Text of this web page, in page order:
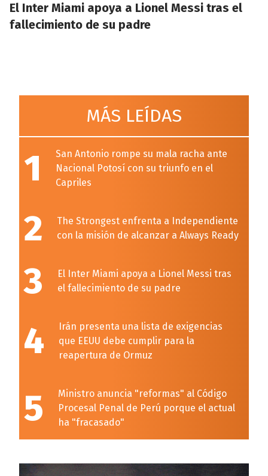
El Inter Miami apoya a Lionel Messi tras el
fallecimiento de su padre
MÁS LEÍDAS
1
San Antonio rompe su mala racha ante
Nacional Potosí con su triunfo en el
Capriles
2
The Strongest enfrenta a Independiente
con la misión de alcanzar a Always Ready
3
El Inter Miami apoya a Lionel Messi tras
el fallecimiento de su padre
4
Irán presenta una lista de exigencias
que EEUU debe cumplir para la
reapertura de Ormuz
5
Ministro anuncia "reformas" al Código
Procesal Penal de Perú porque el actual
ha "fracasado"